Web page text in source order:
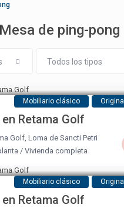
de ping-pong
Todos los tipos
Mobiliario clásico Original
Retama Golf
Golf, Loma de Sancti Petri
/ Vivienda completa
Mobiliario clásico Original
Retama Golf